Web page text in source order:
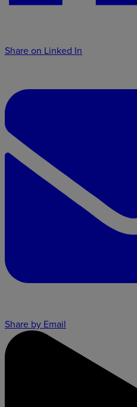
Share on Linked In
Share by Email